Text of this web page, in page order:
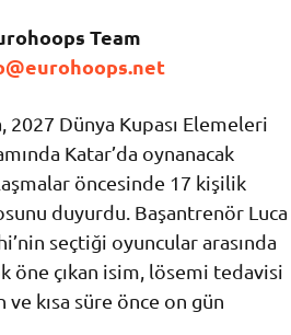
Team
2027 Dünya Kupası Elemeleri
Katar’da oynanacak
öncesinde 17 kişilik
duyurdu. Başantrenör Luca
seçtiği oyuncular arasında
öne çıkan isim, lösemi tedavisi
ve kısa süre önce on gün